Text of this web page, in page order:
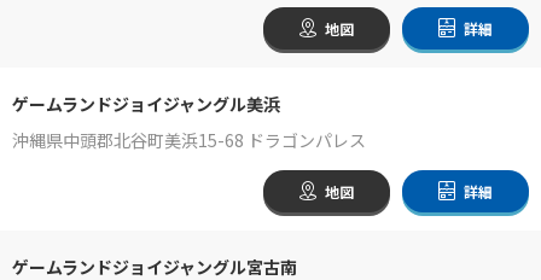
地図 詳細
ゲームランドジョイジャングル美浜
沖縄県中頭郡北谷町美浜15-68 ドラゴンパレス
地図 詳細
ゲームランドジョイジャングル宮古南